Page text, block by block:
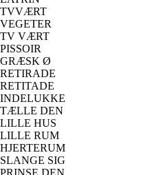
TVVÆRT
VEGETER
TV VÆRT
PISSOIR
GRÆSK Ø
RETIRADE
RETITADE
INDELUKKE
TÆLLE DEN
LILLE HUS
LILLE RUM
HJERTERUM
SLANGE SIG
PRINSE DEN